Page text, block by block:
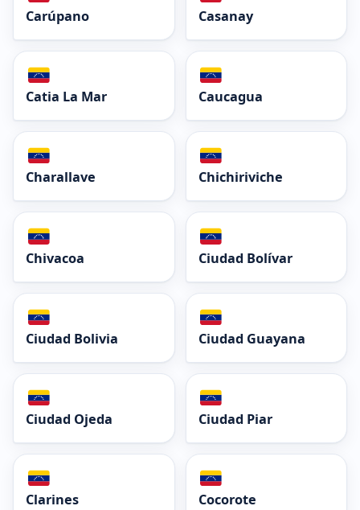
Carúpano Casanay
Catia La Mar Caucagua
Charallave Chichiriviche
Chivacoa Ciudad Bolívar
Ciudad Bolivia Ciudad Guayana
Ciudad Ojeda Ciudad Piar
Clarines Cocorote